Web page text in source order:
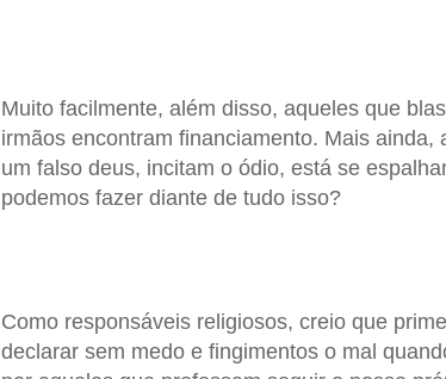
Muito facilmente, além disso, aqueles que
irmãos encontram financiamento. Mais
um falso deus, incitam o ódio, está se
podemos fazer diante de tudo isso?
Como responsáveis religiosos, creio que
declarar sem medo e fingimentos o mal